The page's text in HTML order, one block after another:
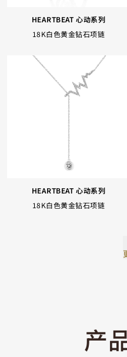
HEARTBEAT 心动系列
18K白色黄金钻石项链
HEARTBEAT 心动系列
18K白色黄金钻石项链
产